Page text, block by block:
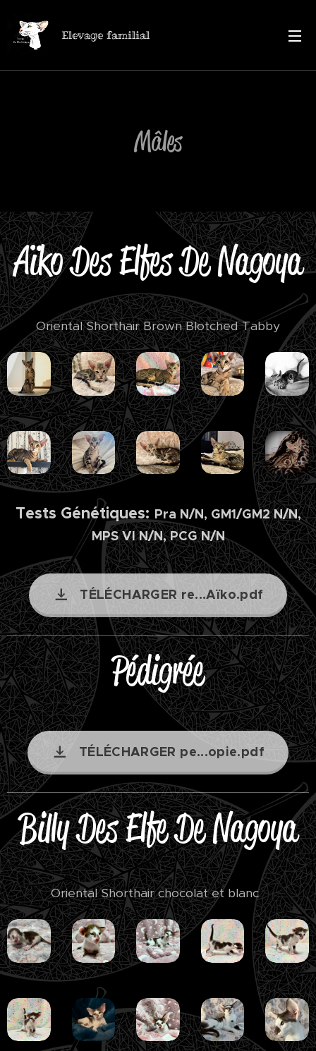
Elevage familial
Mâles
Aïko Des Elfes De Nagoya
Oriental Shorthair Brown Blotched Tabby
Tests Génétiques: Pra N/N, GM1/GM2 N/N,
MPS VI N/N, PCG N/N
TÉLÉCHARGER re...Aïko.pdf
Pédigrée
TÉLÉCHARGER pe...opie.pdf
Billy Des Elfe De Nagoya
Oriental Shorthair chocolat et blanc